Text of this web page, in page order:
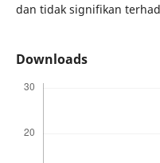
dan tidak signifikan
Downloads